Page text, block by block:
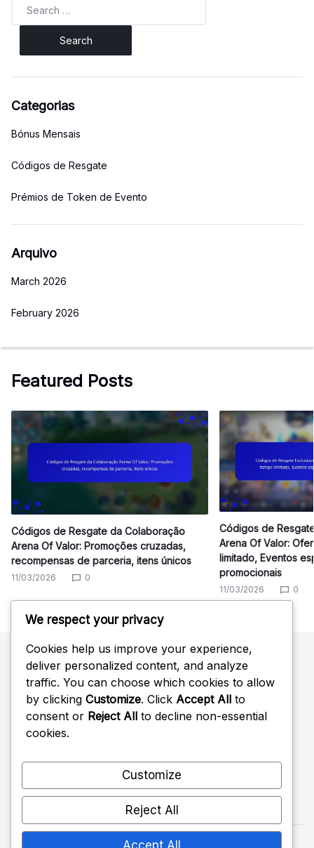
Search
Categorias
Bónus Mensais
Códigos de Resgate
Prémios de Token de Evento
Arquivo
March 2026
February 2026
Featured Posts
Códigos de Resgate da Colaboração
Arena Of Valor: Promoções cruzadas,
recompensas de parceria, itens únicos
11/03/2026 0
Códigos de
Arena Of Valor:
limitado, Eventos
promocionais
11/03/2026 0
Pesquisar
Search
for:
We respect your privacy
Cookies help us improve your experience,
deliver personalized content, and analyze
traffic. You can choose which cookies to allow
by clicking Customize. Click Accept All to
consent or Reject All to decline non-essential
cookies.
Customize
Reject All
Accept All